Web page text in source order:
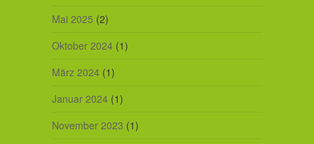
Mai 2025 (2)
Oktober 2024(1)
März 2024(1)
Januar 2024(1)
November 2023 (1)